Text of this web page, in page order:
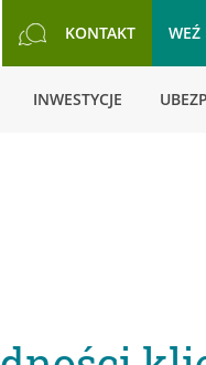
KONTAKT WEŹ
INWESTYCJE